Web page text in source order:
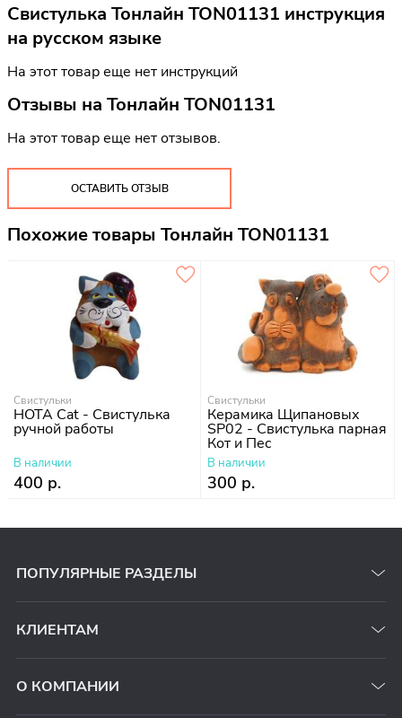
Свистулька Тонлайн TON01131 инструкция
на русском языке
На этот товар еще нет инструкций
Отзывы на Тонлайн TON01131
На этот товар еще нет отзывов.
ОСТАВИТЬ ОТЗЫВ
Похожие товары Тонлайн TON01131
Свистульки
НОТА Cat - Cвистулька
ручной работы
В наличии
400 р.
Свистульки
Керамика Щипановых
SP02 - Свистулька парная
Кот и Пес
В наличии
300 р.
ПОПУЛЯРНЫЕ РАЗДЕЛЫ
КЛИЕНТАМ
О КОМПАНИИ